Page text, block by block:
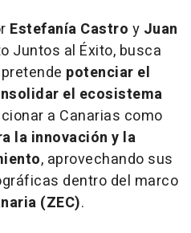
Estefanía Castro y Juan
Juntos al Éxito, busca
potenciar el
el ecosistema
a Canarias como
la innovación y la
, aprovechando sus
dentro del marco
(ZEC).